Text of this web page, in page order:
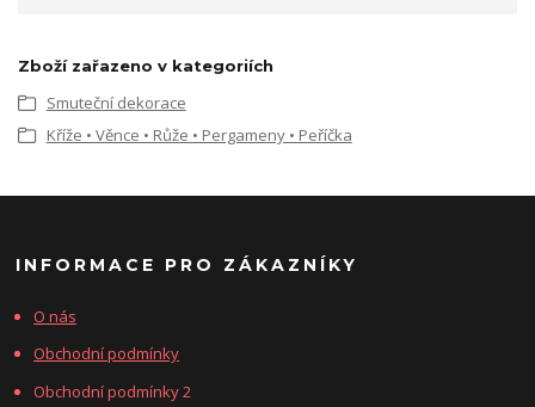
Zboží zařazeno v kategoriích
Smuteční dekorace
Kříže • Věnce • Růže • Pergameny • Peříčka
INFORMACE PRO ZÁKAZNÍKY
O nás
Obchodní podmínky
Obchodní podmínky 2